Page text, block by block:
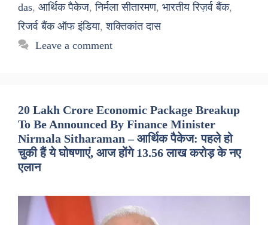
das, आर्थिक पैकेज,निर्मला सीतारमण, भारतीय रिज़र्व बैंक,
रिजर्व बैंक ऑफ इंडिया,शक्तिकांत दास
Leave a comment
20 Lakh Crore Economic Package Breakup
To Be Announced By Finance Minister
Nirmala Sitharaman – आर्थिक पैकेज: पहले हो
चुकी हैं ये घोषणाएं, आज होंगे 13.56 लाख करोड़ के नए
एलान